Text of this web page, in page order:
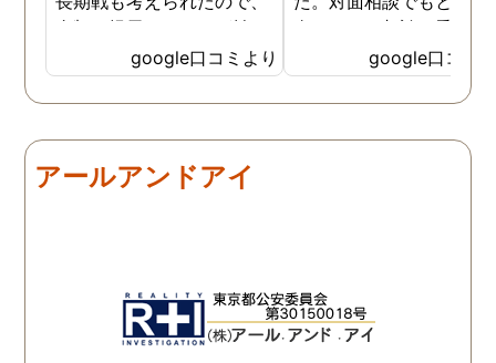
金額を提示されそれが払え
ないとそもそも相談もでき
ない状態でした。 そんな中
ダメ元で同じ相談をした
してくださり、そして私が
持ってる情報から的確にア
を予想しながら調査してく
れて、実際に不貞の現場も
数回おさえることができと
google口コミより
身になって相談に乗って
ださりすぐに契約といっ
こともなく金銭的な問題
ありましたので相談して
さりました。結果として
後どうですか？と連絡ま
して下さり応援してるか
ねと温かい言葉までかけ
google口コミ
アールアンドアイ